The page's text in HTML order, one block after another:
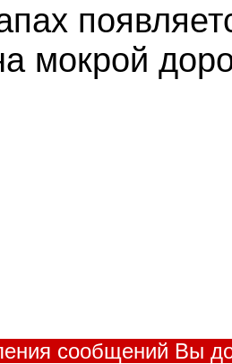
мокрой
сообщений Вы